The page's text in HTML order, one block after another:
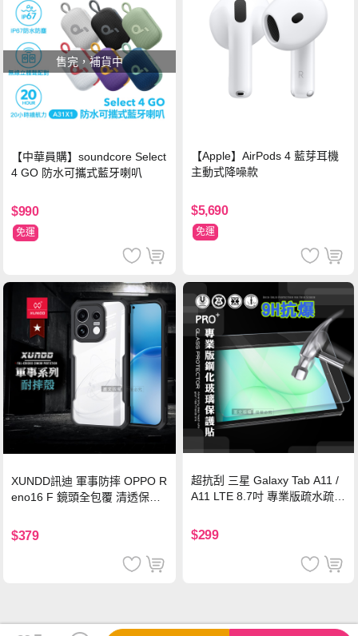
售完，補貨中
【中華員購】soundcore Select
4 GO 防水可攜式藍牙喇叭
$990
免運
【Apple】AirPods 4 藍芽耳機
主動式降噪款
$5,690
免運
XUNDD訊迪 軍事防摔 OPPO R
eno16 F 鏡頭全包覆 清透保護
$379
超抗刮 三星 Galaxy Tab A11 /
A11 LTE 8.7吋 專業版疏水疏油
$299